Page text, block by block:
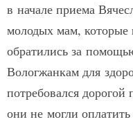
в начале приема
молодых мам, которые
обратились за
Вологжанкам для
потребовался дорогой
они не могли